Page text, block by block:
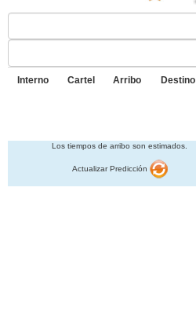
Interno Cartel Arribo Destino
Los tiempos de arribo son estimados.
Actualizar Predicción